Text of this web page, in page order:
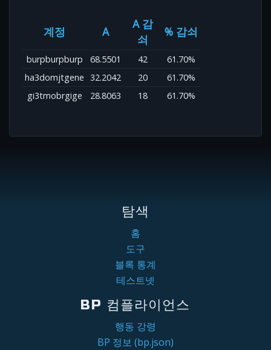
계정 A
A 감
쇠
% 감쇠
burpburpburp 68.5501 42
61.70%
ha3domjtgene 32.2042 20
61.70%
gi3tmobrgige
28.8063 18 61.70%
탐색
홈
도구
블록 통계
테스트넷
BP 컴플라이언스
행동 강령
BP 정보 (bp.json)